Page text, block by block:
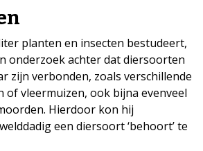
planten en insecten bestudeert,
onderzoek achter dat diersoorten
zijn verbonden, zoals verschillende
of vleermuizen, ook bijna evenveel
Hierdoor kon hij
een diersoort ‘behoort’ te